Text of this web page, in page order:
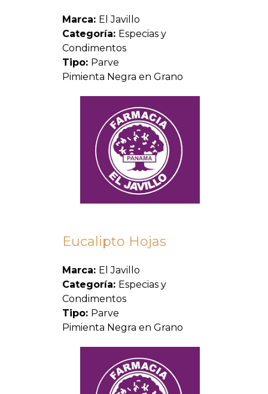
Marca: El Javillo
Categoría: Especias y
Condimentos
Tipo: Parve
Pimienta Negra en Grano
Eucalipto Hojas
Marca: El Javillo
Categoría: Especias y
Condimentos
Tipo: Parve
Pimienta Negra en Grano